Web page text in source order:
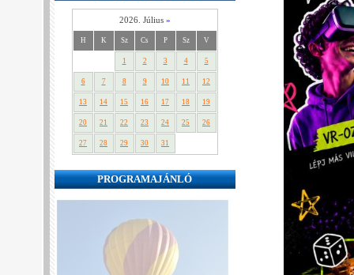
2026. Július »
H K Sz Cs P Sz V
1 2 3 4 5
6 7 8 9 10 11 12
13 14 15 16 17 18 19
20 21 22 23 24 25 26
27 28 29 30 31
PROGRAMAJÁNLÓ